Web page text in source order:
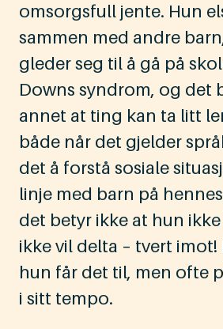
omsorgsfull jente. Hun
sammen med andre
gleder seg til å gå på
Downs syndrom, og det
annet at ting kan ta litt
både når det gjelder
det å forstå sosiale
linje med barn på
det betyr ikke at hun
ikke vil delta – tvert imot!
hun får det til, men ofte
i sitt tempo.